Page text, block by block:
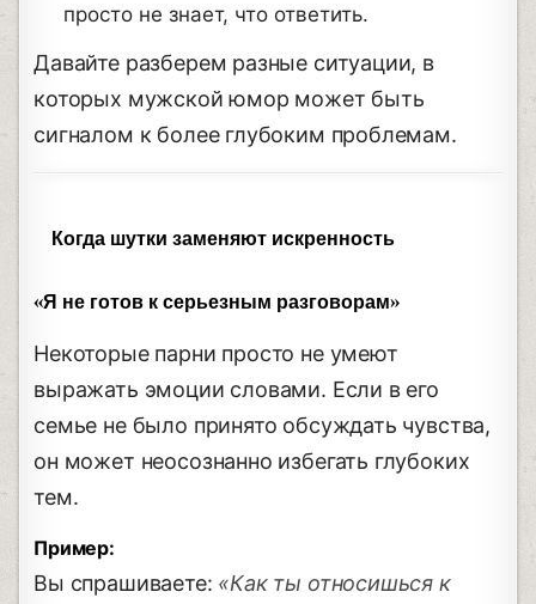
просто не знает, что ответить.
Давайте разберем разные ситуации, в
которых мужской юмор может быть
сигналом к более глубоким проблемам.
Когда шутки заменяют искренность
«Я не готов к серьезным разговорам»
Некоторые парни просто не умеют
выражать эмоции словами. Если в его
семье не было принято обсуждать чувства,
он может неосознанно избегать глубоких
тем.
Пример:
Вы спрашиваете: «Как ты относишься к